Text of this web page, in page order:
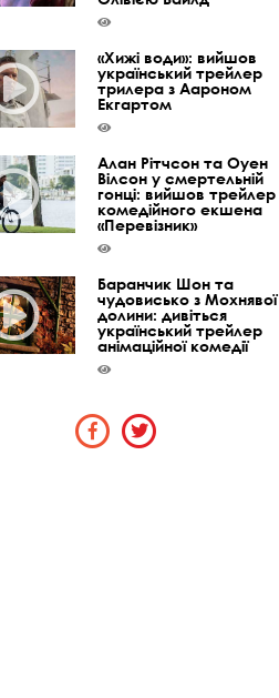
«Хижі води»: вийшов
український трейлер
трилера з Аароном
Екгартом
Алан Рітчсон та Оуен
Вілсон у смертельній
гонці: вийшов трейлер
комедійного екшена
«Перевізник»
Баранчик Шон та
чудовисько з Мохнявої
долини: дивіться
український трейлер
анімаційної комедії